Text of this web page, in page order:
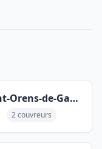
Saint-Orens-de-Gameville
2 couvreurs